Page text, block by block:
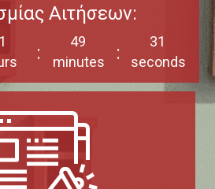
Αιτήσεων:
:
48
49
minutes
:
30
31
seconds